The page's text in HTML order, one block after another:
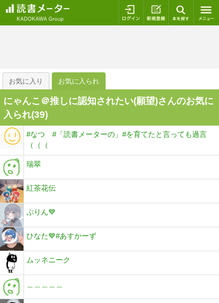
ログイン 新規登録
お気に入り お気に入られ
にゃんこ＠推しに認知されたい(願望)さんのお気に
入られ(39)
#なつ #「読書メーターの」#を育てたと言っても過言
（（（
瑞翠
紅茶花伝
ぷりん💙
ひなた💙#あすかーず
ムッネニーク